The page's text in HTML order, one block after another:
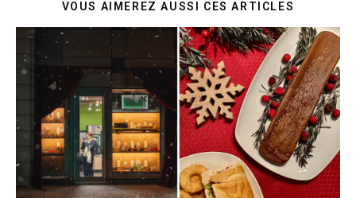
VOUS AIMEREZ AUSSI CES ARTICLES